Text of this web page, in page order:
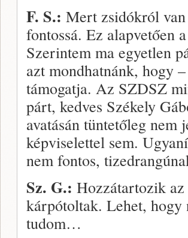
F. S.: Mert zsidókról
fontossá. Ez alapvetően
Szerintem ma egyetlen
azt mondhatnánk, hogy
támogatja. Az SZDSZ
párt, kedves Székely
avatásán tüntetőleg nem
képviselettel sem.
nem fontos,
Sz. G.: Hozzátartozik az
kárpótoltak. Lehet, hogy
tudom…